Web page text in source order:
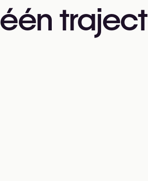
één traject